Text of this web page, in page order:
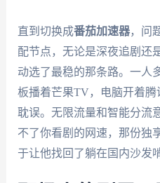
直到切换成番茄加速器，问
配节点，无论是深夜追剧还
动选了最稳的那条路。一人
板播着芒果TV，电脑开着
耽误。无限流量和智能分流
不了你看剧的网速，那份独
于让他找回了躺在国内沙发